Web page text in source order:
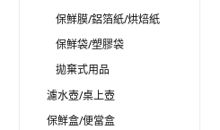
保鮮膜/鋁箔紙/烘焙紙
保鮮袋/塑膠袋
拋棄式用品
濾水壺/桌上壺
保鮮盒/便當盒